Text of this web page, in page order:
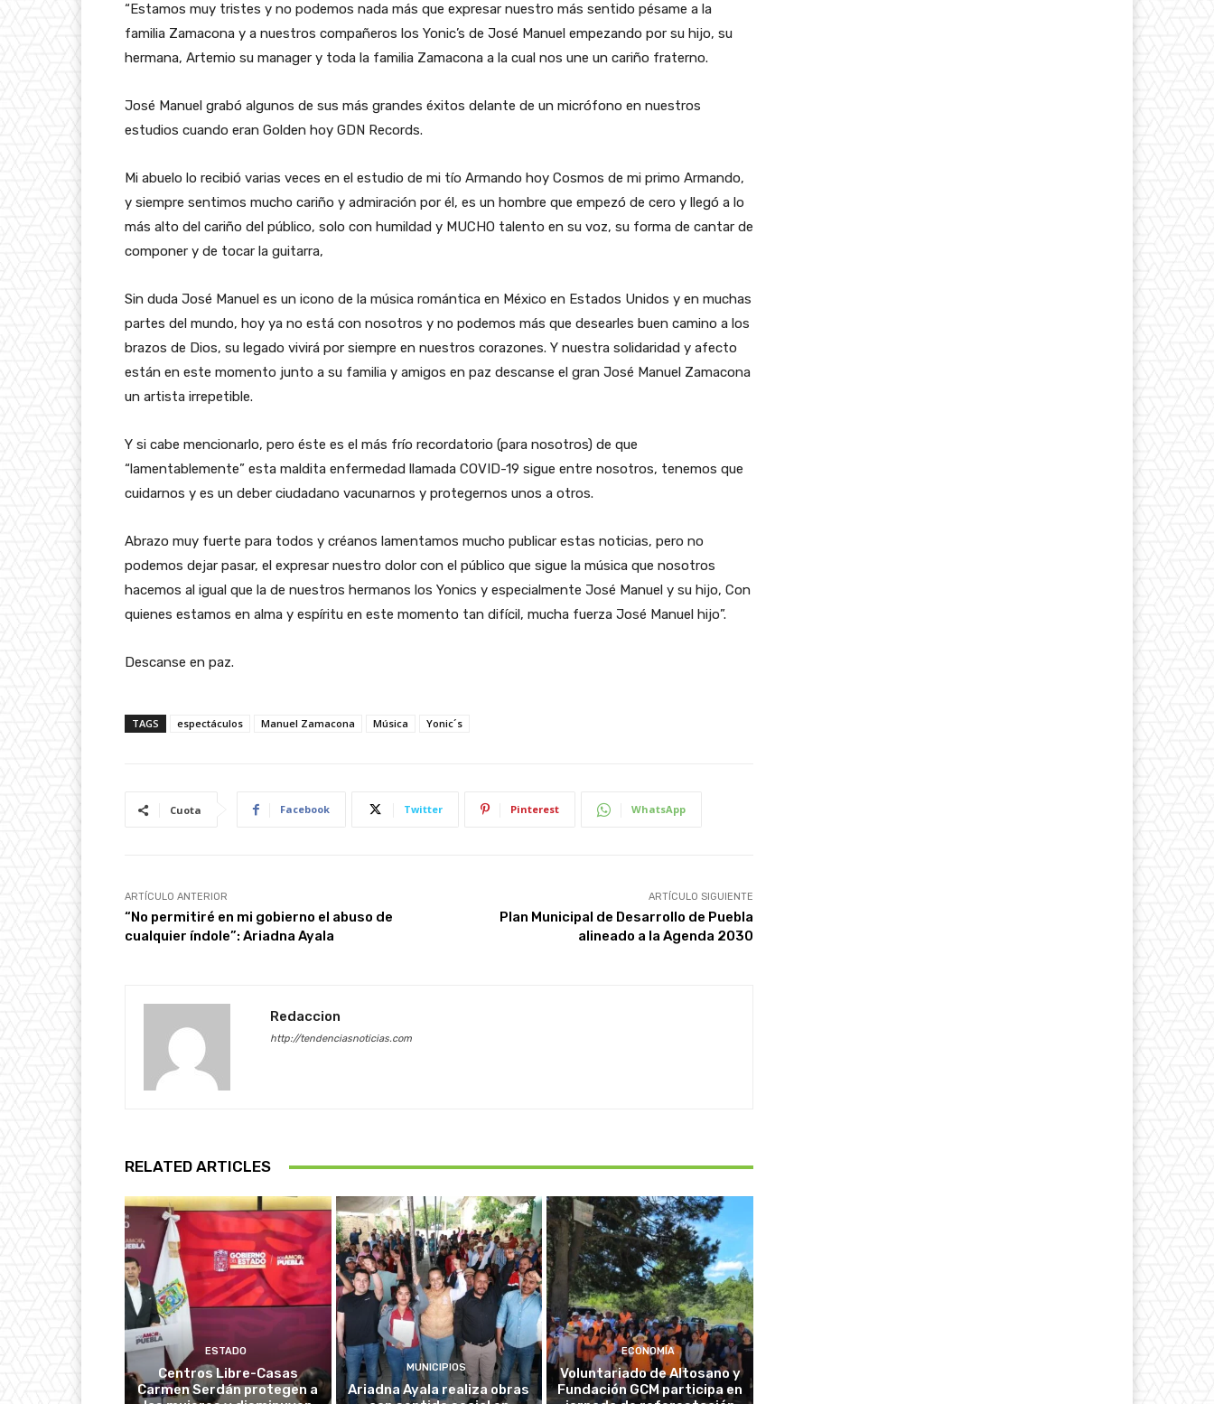
“Estamos muy tristes y no podemos nada más que expresar nuestro más sentido pésame a la
familia Zamacona y a nuestros compañeros los Yonic’s de José Manuel empezando por su hijo, su
hermana, Artemio su manager y toda la familia Zamacona a la cual nos une un cariño fraterno.
José Manuel grabó algunos de sus más grandes éxitos delante de un micrófono en nuestros
estudios cuando eran Golden hoy GDN Records.
Mi abuelo lo recibió varias veces en el estudio de mi tío Armando hoy Cosmos de mi primo Armando,
y siempre sentimos mucho cariño y admiración por él, es un hombre que empezó de cero y llegó a lo
más alto del cariño del público, solo con humildad y MUCHO talento en su voz, su forma de cantar de
componer y de tocar la guitarra,
Sin duda José Manuel es un icono de la música romántica en México en Estados Unidos y en muchas
partes del mundo, hoy ya no está con nosotros y no podemos más que desearles buen camino a los
brazos de Dios, su legado vivirá por siempre en nuestros corazones. Y nuestra solidaridad y afecto
están en este momento junto a su familia y amigos en paz descanse el gran José Manuel Zamacona
un artista irrepetible.
Y si cabe mencionarlo, pero éste es el más frío recordatorio (para nosotros) de que
“lamentablemente” esta maldita enfermedad llamada COVID-19 sigue entre nosotros, tenemos que
cuidarnos y es un deber ciudadano vacunarnos y protegernos unos a otros.
Abrazo muy fuerte para todos y créanos lamentamos mucho publicar estas noticias, pero no
podemos dejar pasar, el expresar nuestro dolor con el público que sigue la música que nosotros
hacemos al igual que la de nuestros hermanos los Yonics y especialmente José Manuel y su hijo, Con
quienes estamos en alma y espíritu en este momento tan difícil, mucha fuerza José Manuel hijo”.
Descanse en paz.
TAGS espectáculos Manuel Zamacona Música Yonic´s
Cuota Facebook Twitter Pinterest WhatsApp
ARTÍCULO ANTERIOR
“No permitiré en mi gobierno el abuso de
cualquier índole”: Ariadna Ayala
ARTÍCULO SIGUIENTE
Plan Municipal de Desarrollo de Puebla
alineado a la Agenda 2030
Redaccion
http://tendenciasnoticias.com
RELATED ARTICLES
ESTADO
Centros Libre-Casas
Carmen Serdán protegen a
MUNICIPIOS
Ariadna Ayala realiza obras
ECONOMÍA
Voluntariado de Altosano y
Fundación GCM participa en